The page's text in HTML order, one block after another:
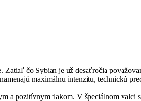
Zatiaľ čo Sybian je už desaťročia
maximálnu intenzitu, technickú
a pozitívnym tlakom. V špeciálnom